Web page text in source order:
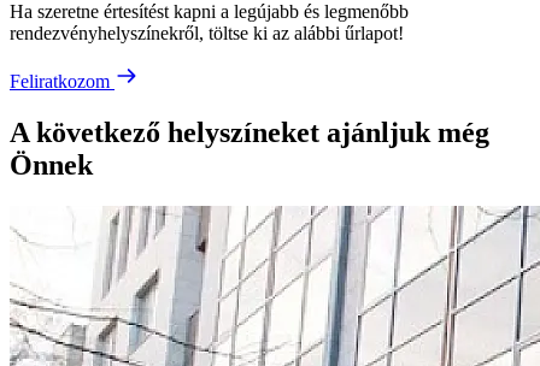
Ha szeretne értesítést kapni a legújabb és legmenőbb
rendezvényhelyszínekről, töltse ki az alábbi űrlapot!
Feliratkozom
A következő helyszíneket ajánljuk még
Önnek